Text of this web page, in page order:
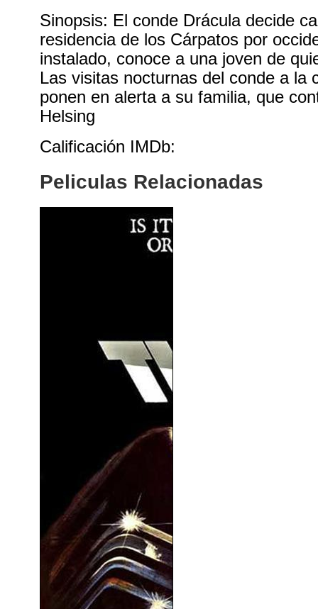
Sinopsis: El conde Drácula decide
residencia de los Cárpatos por
instalado, conoce a una joven de
Las visitas nocturnas del conde a la
ponen en alerta a su familia, que
Helsing
Calificación IMDb:
Peliculas Relacionadas